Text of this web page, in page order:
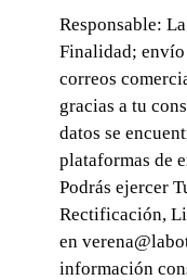
Responsable:
Finalidad;
correos
gracias a tu
datos se
plataformas de
Podrás ejercer
Rectificación,
en
información